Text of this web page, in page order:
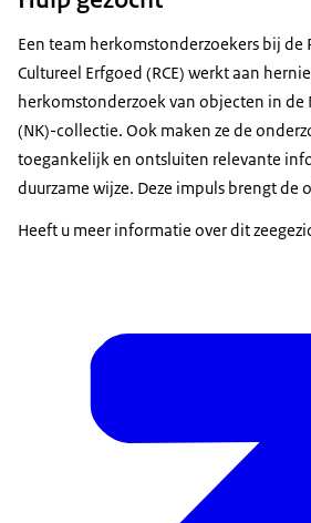
Een team herkomstonderzoekers bij de
Cultureel Erfgoed (RCE) werkt aan
herkomstonderzoek van objecten in de
(NK)-collectie. Ook maken ze de
toegankelijk en ontsluiten relevante
duurzame wijze. Deze impuls brengt de
Heeft u meer informatie over dit